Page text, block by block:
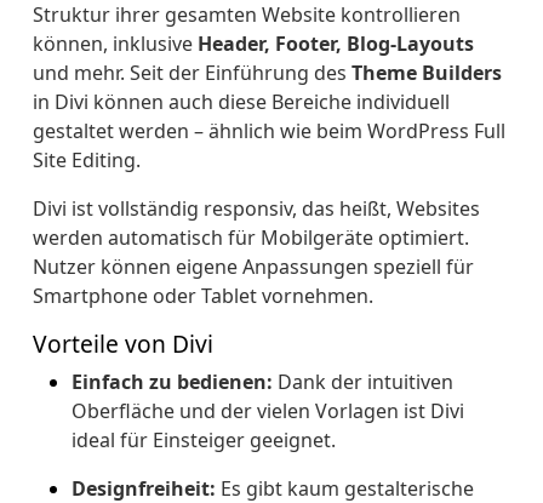
Struktur ihrer gesamten Website kontrollieren
können, inklusive Header, Footer, Blog-Layouts
und mehr. Seit der Einführung des Theme Builders
in Divi können auch diese Bereiche individuell
gestaltet werden – ähnlich wie beim WordPress Full
Site Editing.
Divi ist vollständig responsiv, das heißt, Websites
werden automatisch für Mobilgeräte optimiert.
Nutzer können eigene Anpassungen speziell für
Smartphone oder Tablet vornehmen.
Vorteile von Divi
Einfach zu bedienen: Dank der intuitiven
Oberfläche und der vielen Vorlagen ist Divi
ideal für Einsteiger geeignet.
Designfreiheit: Es gibt kaum gestalterische